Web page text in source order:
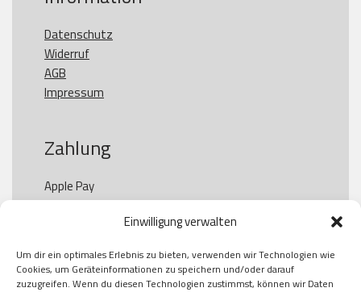
Einwilligung verwalten
Um dir ein optimales Erlebnis zu bieten, verwenden wir Technologien wie
Cookies, um Geräteinformationen zu speichern und/oder darauf
zuzugreifen. Wenn du diesen Technologien zustimmst, können wir Daten
Datenschutz
Widerruf
AGB
Impressum
Zahlung
Apple Pay
Paypal
Kauf auf Rechung
Klarna